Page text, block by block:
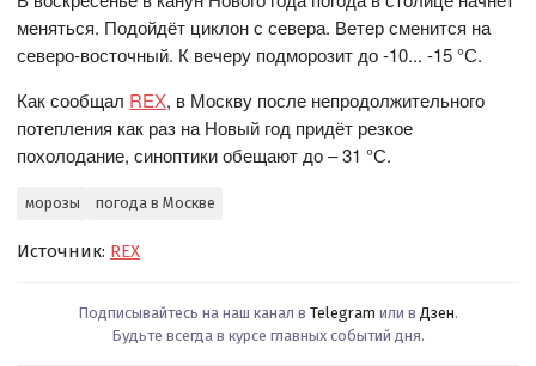
меняться. Подойдёт циклон с севера. Ветер сменится на
северо-восточный. К вечеру подморозит до -10... -15 °С.
Как сообщал REX, в Москву после непродолжительного
потепления как раз на Новый год придёт резкое
похолодание, синоптики обещают до – 31 °С.
морозы погода в Москве
Источник: REX
Подписывайтесь на наш канал в Telegram или в Дзен.
Будьте всегда в курсе главных событий дня.